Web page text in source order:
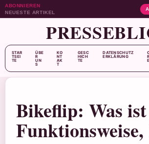
ABONNIEREN
NEUESTE ARTIKEL
STAR
TSEI
TE
ÜBE
R
UN
S
KO
NT
AK
T
GESC
HICH
TE
DATENSCHUTZ
ERKLÄRUNG
E
Bikeflip: Was ist